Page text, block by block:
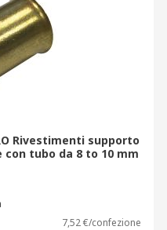
Rivestimenti supporto
tubo da 8 to 10 mm
7,52 €/confezione